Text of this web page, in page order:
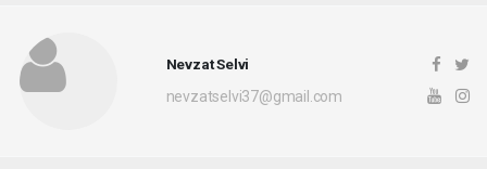
Nevzat Selvi
nevzatselvi37@gmail.com